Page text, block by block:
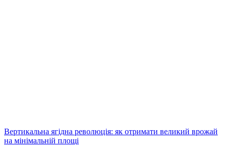
Вертикальна ягідна революція: як отримати великий врожай
на мінімальній площі